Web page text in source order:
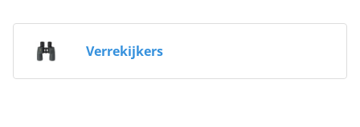
Verrekijkers